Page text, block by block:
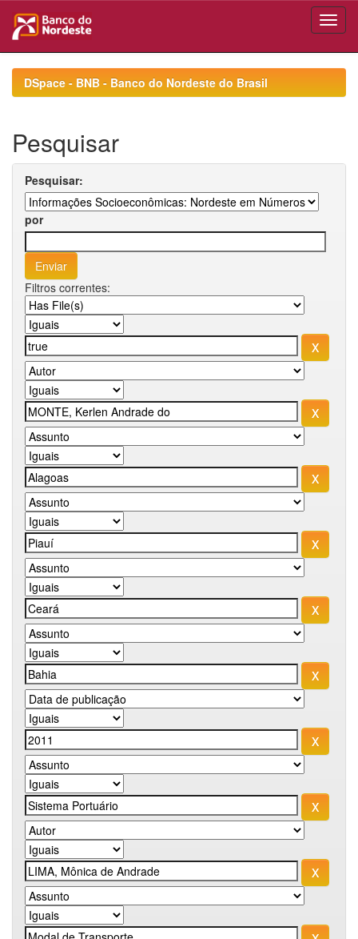
navigationDSpace - BNB - Banco do Nordeste do Brasil
Pesquisar
Pesquisar:
por
Filtros correntes: